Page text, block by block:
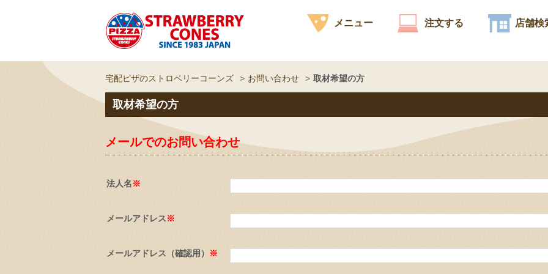
メニュー 注文する 店舗検
宅配ピザのストロベリーコーンズ お問い合わせ 取材希望の方
取材希望の方
メールでのお問い合わせ
法人名※
メールアドレス※
メールアドレス（確認用） ※